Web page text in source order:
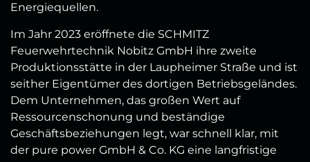
Energiequellen.
Im Jahr 2023 eröffnete die SCHMITZ
Feuerwehrtechnik Nobitz GmbH ihre zweite
Produktionsstätte in der Laupheimer Straße und ist
seither Eigentümer des dortigen Betriebsgeländes.
Dem Unternehmen, das großen Wert auf
Ressourcenschonung und beständige
Geschäftsbeziehungen legt, war schnell klar, mit
der pure power GmbH & Co. KG eine langfristige